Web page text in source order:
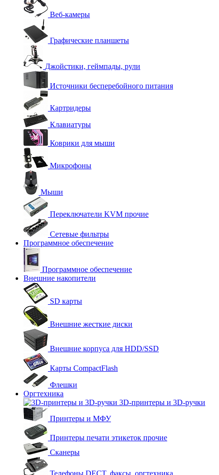
Веб-камеры
Графические планшеты
Джойстики, геймпады, рули
Источники бесперебойного питания
Картридеры
Клавиатуры
Коврики для мыши
Микрофоны
Мыши
Переключатели KVM прочие
Сетевые фильтры
Программное обеспечение
Программное обеспечение
Внешние накопители
SD карты
Внешние жесткие диски
Внешние корпуса для HDD/SSD
Карты CompactFlash
Флешки
Оргтехника
3D-принтеры и 3D-ручки
Принтеры и МФУ
Принтеры печати этикеток прочие
Сканеры
Телефоны DECT, факсы, оргтехника